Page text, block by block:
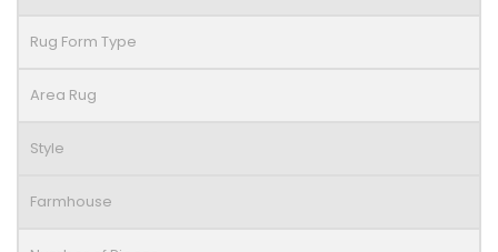
Rug Form Type
Area Rug
Style
Farmhouse